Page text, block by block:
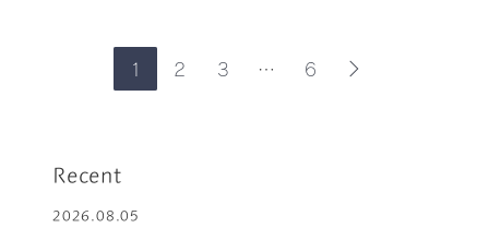
1 2 3 … 6
次
Recent
2026.08.05